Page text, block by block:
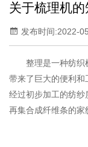
关于梳理机
发布时间:2022-
整理是一种纺织机
带来了巨大的便利
经过初步加工的纺纱
再集合成纤维条的家